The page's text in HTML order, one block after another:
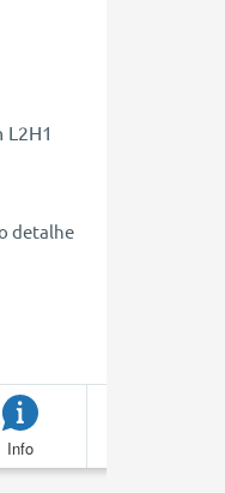
L2H1
detalhe
Info